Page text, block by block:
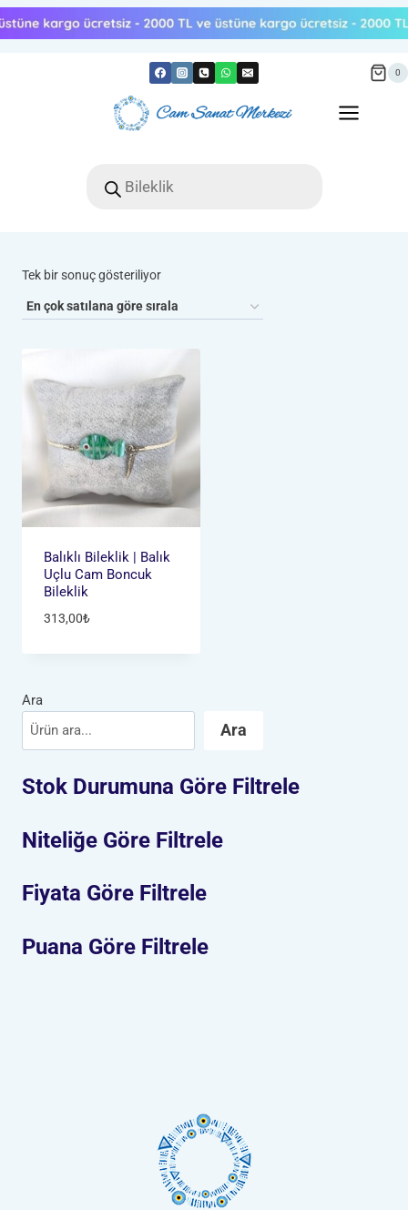
Skip
to
0
search
Tek bir sonuç gösteriliyor
Balıklı Bileklik | Balık
Uçlu Cam Boncuk
Bileklik
313,00₺
Ara
Ara
Stok Durumuna Göre Filtrele
Niteliğe Göre Filtrele
Fiyata Göre Filtrele
Puana Göre Filtrele